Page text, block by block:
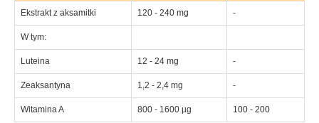
Ekstrakt z aksamitki 120 - 240 mg -
W tym:
Luteina 12 - 24 mg -
Zeaksantyna 1,2 - 2,4 mg -
Witamina A 800 - 1600 µg 100 - 200